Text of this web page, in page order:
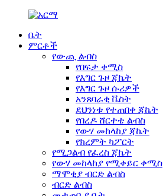
ቤት
ምርቶች
የውጪ ልብስ
የበፍታ ቀሚስ
የእግር ጉዞ ጃኬት
የእግር ጉዞ ሱሪዎች
አንጸባራቂ ቬስት
ደህንነቱ የተጠበቀ ጃኬት
የበረዶ ሸርተቴ ልብስ
የውሃ መከላከያ ጃኬት
የክረምት ካፖርት
የሚጋልብ የፈረስ ጃኬት
የውሃ መከላከያ የሚቀይር ቀሚስ
ማሞቂያ ብርድ ልብስ
ብርድ ልብስ